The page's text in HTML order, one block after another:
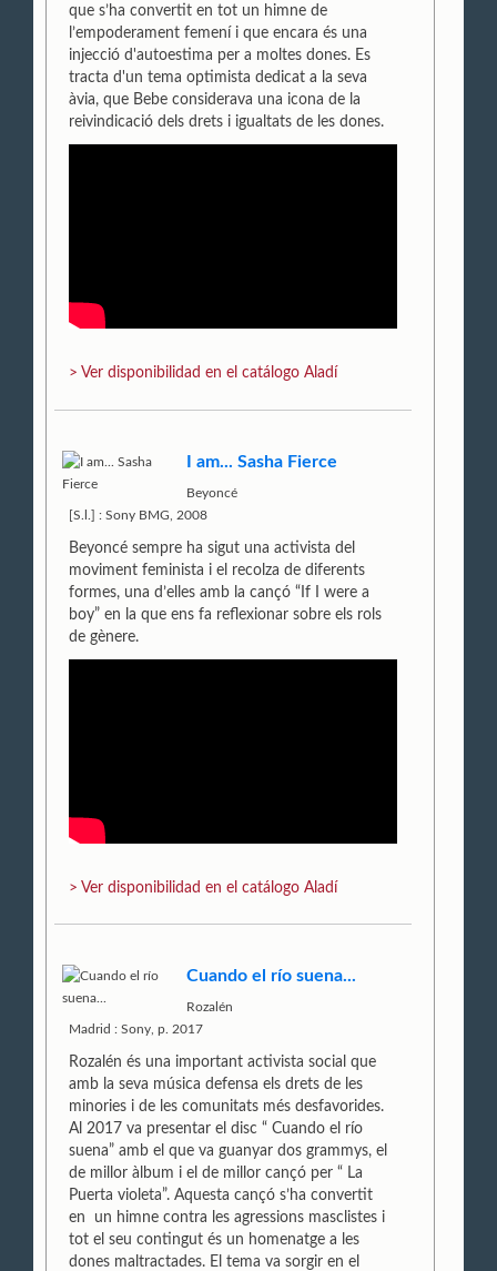
que s’ha convertit en tot un himne de
l’empoderament femení i que encara és una
injecció d'autoestima per a moltes dones. Es
tracta d'un tema optimista dedicat a la seva
àvia, que Bebe considerava una icona de la
reivindicació dels drets i igualtats de les dones.
> Ver disponibilidad en el catálogo Aladí
I am... Sasha Fierce
Beyoncé
[S.l.] : Sony BMG, 2008
Beyoncé sempre ha sigut una activista del
moviment feminista i el recolza de diferents
formes, una d’elles amb la cançó “If I were a
boy” en la que ens fa reflexionar sobre els rols
de gènere.
> Ver disponibilidad en el catálogo Aladí
Cuando el río suena...
Rozalén
Madrid : Sony, p. 2017
Rozalén és una important activista social que
amb la seva música defensa els drets de les
minories i de les comunitats més desfavorides.
Al 2017 va presentar el disc “ Cuando el río
suena” amb el que va guanyar dos grammys, el
de millor àlbum i el de millor cançó per “ La
Puerta violeta”. Aquesta cançó s’ha convertit
en un himne contra les agressions masclistes i
tot el seu contingut és un homenatge a les
dones maltractades. El tema va sorgir en el